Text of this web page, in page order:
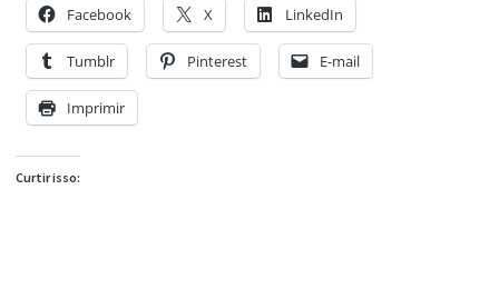
Facebook X LinkedIn
Tumblr Pinterest E-mail
Imprimir
Curtir isso: